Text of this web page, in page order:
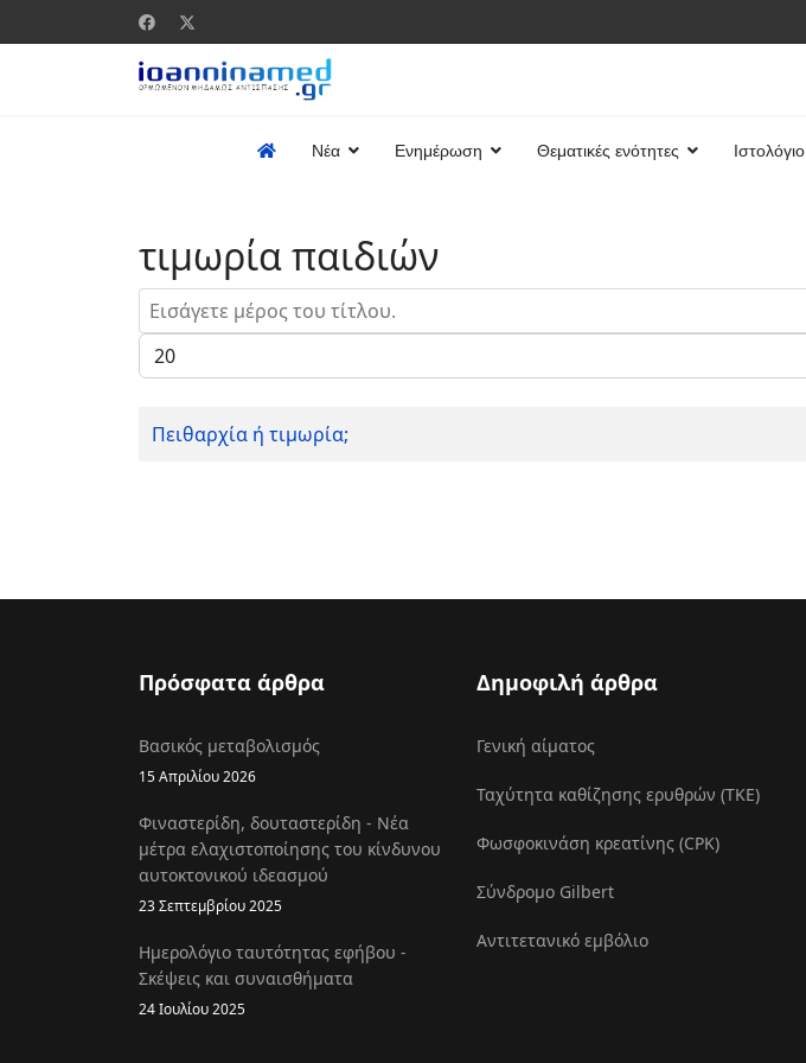
Νέα Ενημέρωση Θεματικές ενότητες Ιστολόγιο
τιμωρία παιδιών
Εισάγετε μέρος του τίτλου.
Εμφάνιση #
Πειθαρχία ή τιμωρία;
Πρόσφατα άρθρα
Βασικός μεταβολισμός
15 Απριλίου 2026
Φιναστερίδη, δουταστερίδη - Νέα
μέτρα ελαχιστοποίησης του κίνδυνου
αυτοκτονικού ιδεασμού
23 Σεπτεμβρίου 2025
Ημερολόγιο ταυτότητας εφήβου -
Σκέψεις και συναισθήματα
24 Ιουλίου 2025
Δημοφιλή άρθρα
Γενική αίματος
Ταχύτητα καθίζησης ερυθρών (ΤΚΕ)
Φωσφοκινάση κρεατίνης (CPK)
Σύνδρομο Gilbert
Αντιτετανικό εμβόλιο